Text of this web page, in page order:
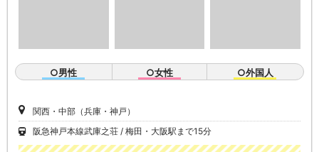
○男性 ○女性 ○外国人
関西・中部（兵庫・神戸）
阪急神戸本線武庫之荘
梅田・大阪駅まで15分